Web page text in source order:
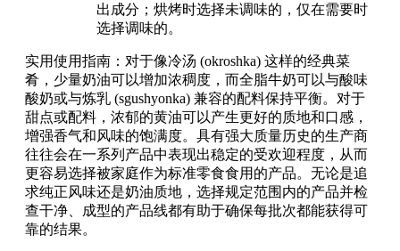
出成分；烘烤时选择未调味的，仅在需要时
选择调味的。
实用使用指南：对于像冷汤 (okroshka) 这样的经典菜
肴，少量奶油可以增加浓稠度，而全脂牛奶可以与酸味
酸奶或与炼乳 (sgushyonka) 兼容的配料保持平衡。对于
甜点或配料，浓郁的黄油可以产生更好的质地和口感，
增强香气和风味的饱满度。具有强大质量历史的生产商
往往会在一系列产品中表现出稳定的受欢迎程度，从而
更容易选择被家庭作为标准零食食用的产品。无论是追
求纯正风味还是奶油质地，选择规定范围内的产品并检
查干净、成型的产品线都有助于确保每批次都能获得可
靠的结果。